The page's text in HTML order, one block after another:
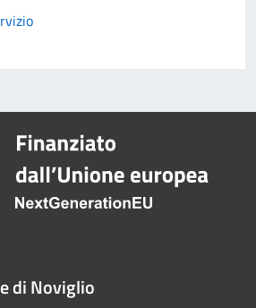
di Noviglio